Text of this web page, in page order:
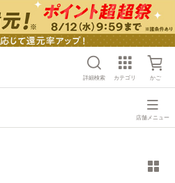
詳細検索 カテゴリ かご
店舗メニュー